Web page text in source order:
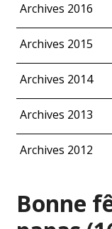
Archives 2016
Archives 2015
Archives 2014
Archives 2013
Archives 2012
Bonne